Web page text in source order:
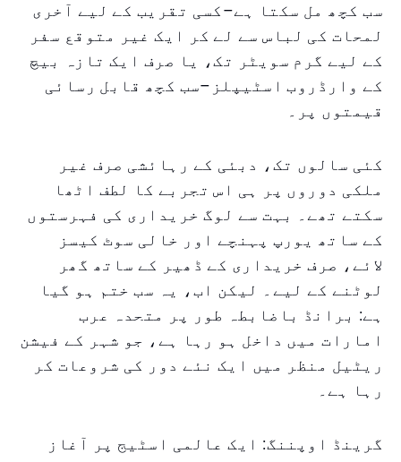
سب کچھ مل سکتا ہے–کسی تقریب کے لیے آخری
لمحات کی لباس سے لے کر ایک غیر متوقع سفر
کے لیے گرم سویٹر تک، یا صرف ایک تازہ بیچ
کے وارڈروب اسٹیپلز–سب کچھ قابل رسائی
قیمتوں پر۔
کئی سالوں تک، دبئی کے رہائشی صرف غیر
ملکی دوروں پر ہی اس تجربے کا لطف اٹھا
سکتے تھے۔ بہت سے لوگ خریداری کی فہرستوں
کے ساتھ یورپ پہنچے اور خالی سوٹ کیسز
لائے، صرف خریداری کے ڈھیر کے ساتھ گھر
لوٹنے کے لیے۔ لیکن اب، یہ سب ختم ہو گیا
ہے: برانڈ باضابطہ طور پر متحدہ عرب
امارات میں داخل ہو رہا ہے، جو شہر کے فیشن
ریٹیل منظر میں ایک نئے دور کی شروعات کر
رہا ہے۔
گرینڈ اوپننگ: ایک عالمی اسٹیج پر آغاز